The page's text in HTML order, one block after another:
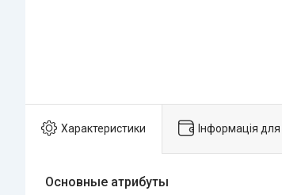
Характеристики Інформація
Основные атрибуты